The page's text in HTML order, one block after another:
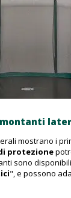
mostrano i
protezione
sono
", e possono